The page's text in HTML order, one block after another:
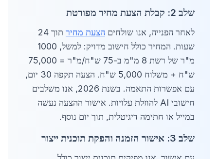
שלב 2: קבלת הצעת מחיר מפורטת
לאחר הפנייה, אנו שולחים הצעת מחיר
תוך 24
שעות. המחיר כולל חישוב מדויק: למשל, 1000
מ"ר של רשת 8 מ"מ ב-75 ש"ח/מ"ר = 75,000
ש"ח + משלוח 5,000 ש"ח. הצעה תקפה 30 יום,
עם אפשרות התאמה. בשנת 2026, אנו משלבים
חישובי AI להוזלת עלויות. אישור ההצעה נעשה
במייל או חתימה דיגיטלית, תוך יום נוסף.
שלב 3: אישור הזמנה והפקת תוכנית ייצור